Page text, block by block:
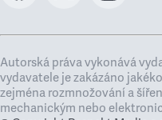
Autorská práva vykonává
vydavatele je zakázáno
zejména rozmnožování a
mechanickým nebo